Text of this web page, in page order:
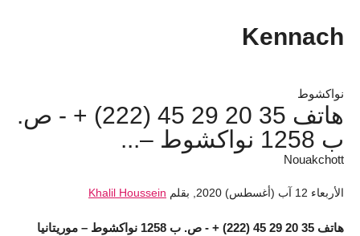
Kennach
نواكشوط
هاتف 35 20 29 45 (222) + - ص.
ب 1258 نواكشوط –...
Nouakchott
الأربعاء 12 آب (أغسطس) 2020 بقلم Khalil Houssein
هاتف 35 20 29 45 (222) + - ص. ب 1258 نواكشوط – موريتانيا